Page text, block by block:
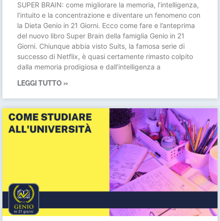
SUPER BRAIN: come migliorare la memoria, l’intelligenza,
l’intuito e la concentrazione e diventare un fenomeno con
la Dieta Genio in 21 Giorni. Ecco come fare e l’anteprima
del nuovo libro Super Brain della famiglia Genio in 21
Giorni. Chiunque abbia visto Suits, la famosa serie di
successo di Netflix, è quasi certamente rimasto colpito
dalla memoria prodigiosa e dall’intelligenza a
LEGGI TUTTO »